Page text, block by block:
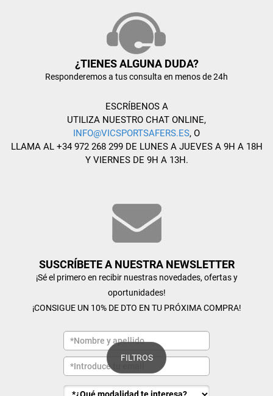
FILTROS
¿TIENES ALGUNA DUDA?
Responderemos a tus consulta en menos de 24h
ESCRÍBENOS A
UTILIZA NUESTRO CHAT ONLINE,
INFO@VICSPORTSAFERS.ES, O
LLAMA AL +34 972 268 299 DE LUNES A JUEVES A 9H A 18H
Y VIERNES DE 9H A 13H.
SUSCRÍBETE A NUESTRA NEWSLETTER
¡Sé el primero en recibir nuestras novedades, ofertas y
oportunidades!
¡CONSIGUE UN 10% DE DTO EN TU PRÓXIMA COMPRA!